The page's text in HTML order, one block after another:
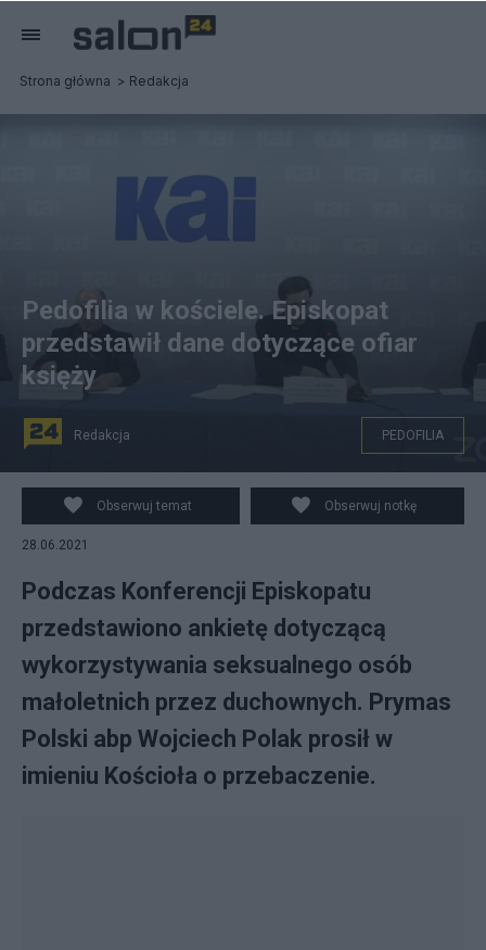
Strona główna Redakcja
YouTube/Katolicka Agencja Informacyjna/Prezentacja
najnowszych danych dot. wykorzystywania
seksualnego małoletnich w Kościele w Polsce
Pedofilia w kościele. Episkopat
przedstawił dane dotyczące ofiar
księży
Redakcja PEDOFILIA
Obserwuj temat Obserwuj notkę
28.06.2021
Podczas Konferencji Episkopatu
przedstawiono ankietę dotyczącą
wykorzystywania seksualnego osób
małoletnich przez duchownych. Prymas
Polski abp Wojciech Polak prosił w
imieniu Kościoła o przebaczenie.